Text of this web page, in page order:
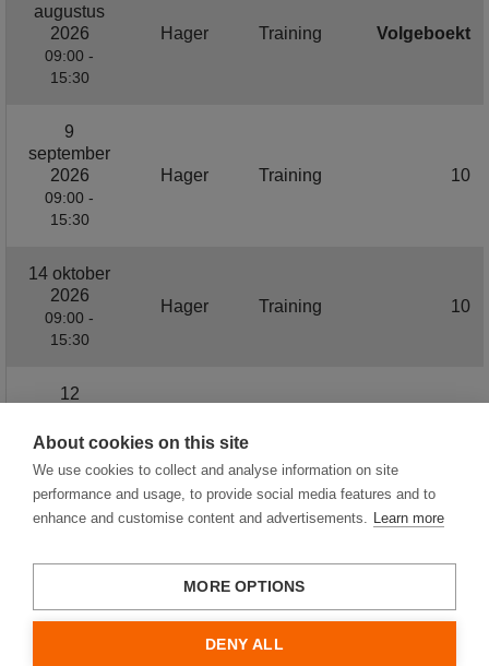
augustus
2026
09:00 -
15:30
Hager Training Volgeboekt
9
september
2026
09:00 -
15:30
Hager Training 10
14 oktober
2026
09:00 -
15:30
Hager Training 10
12
2026
Hager
Privacybeleid
About cookies on this site
We use cookies to collect and analyse information on site
performance and usage, to provide social media features and to
enhance and customise content and advertisements. Learn more
MORE OPTIONS
DENY ALL